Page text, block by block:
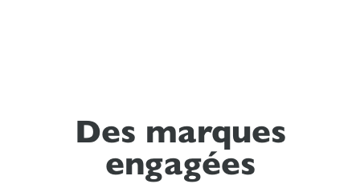
Des marques
engagées